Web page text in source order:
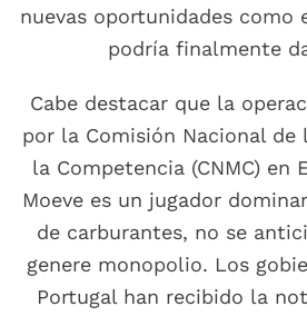
nuevas oportunidades como
podría finalmente
Cabe destacar que la
por la Comisión Nacional de
la Competencia (CNMC) en
Moeve es un jugador
de carburantes, no se
genere monopolio. Los
Portugal han recibido la